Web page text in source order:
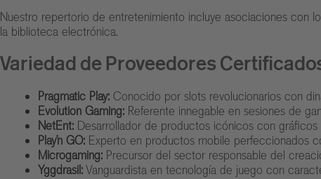
Nuestro repertorio de entretenimiento incluye asociaciones con
la biblioteca electrónica.
Variedad de Proveedores
Pragmatic Play: Conocido por slots revolucionarios con
Evolution Gaming: Referente innegable en sesiones de
NetEnt: Desarrollador de productos icónicos con
Play’n GO: Experto en productos mobile perfeccionados
Microgaming: Precursor del sector responsable del
Yggdrasil:Vanguardista en tecnología de juego con